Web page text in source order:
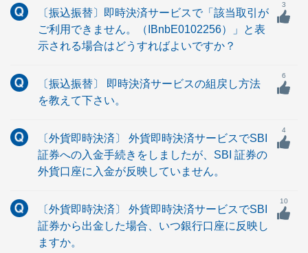
〔振込振替〕即時決済サービスで「該当取引が
ご利用できません。（IBnbE0102256）」と表
示される場合はどうすればよいですか？
3
〔振込振替〕 即時決済サービスの組戻し方法
を教えて下さい。
6
〔外貨即時決済〕 外貨即時決済サービスでSBI
証券への入金手続きをしましたが、SBI 証券の
外貨口座に入金が反映していません。
4
〔外貨即時決済〕 外貨即時決済サービスでSBI
証券から出金した場合、いつ銀行口座に反映し
ますか。
10